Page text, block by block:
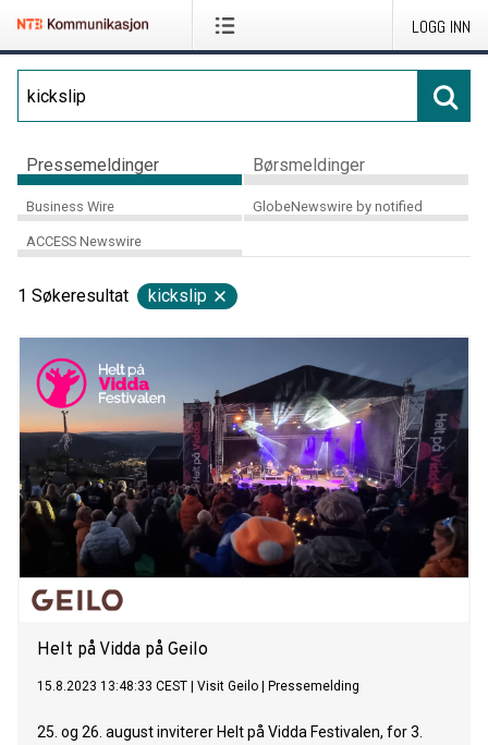
LOGG INN
Pressemeldinger Børsmeldinger
Business Wire GlobeNewswire by notified
ACCESS Newswire
1 Søkeresultat kickslip
Helt på Vidda på Geilo
15.8.2023 13:48:33 CEST Visit Geilo Pressemelding
25. og 26. august inviterer Helt på Vidda Festivalen, for 3.